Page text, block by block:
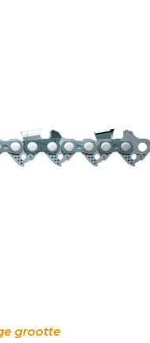
grootte